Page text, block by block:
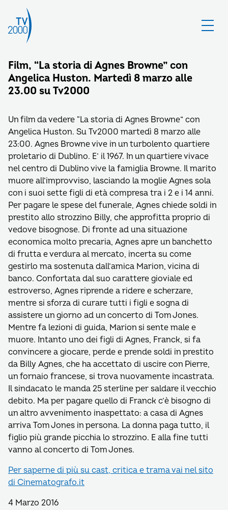
Film, “La storia di Agnes Browne” con
Angelica Huston. Martedì 8 marzo alle
23.00 su Tv2000
Un film da vedere “La storia di Agnes Browne” con
Angelica Huston. Su Tv2000 martedì 8 marzo alle
23:00. Agnes Browne vive in un turbolento quartiere
proletario di Dublino. E’ il 1967. In un quartiere vivace
nel centro di Dublino vive la famiglia Browne. Il marito
muore all’improvviso, lasciando la moglie Agnes sola
con i suoi sette figli di età compresa tra i 2 e i 14 anni.
Per pagare le spese del funerale, Agnes chiede soldi in
prestito allo strozzino Billy, che approfitta proprio di
vedove bisognose. Di fronte ad una situazione
economica molto precaria, Agnes apre un banchetto
di frutta e verdura al mercato, incerta su come
gestirlo ma sostenuta dall’amica Marion, vicina di
banco. Confortata dal suo carattere gioviale ed
estroverso, Agnes riprende a ridere e scherzare,
mentre si sforza di curare tutti i figli e sogna di
assistere un giorno ad un concerto di Tom Jones.
Mentre fa lezioni di guida, Marion si sente male e
muore. Intanto uno dei figli di Agnes, Franck, si fa
convincere a giocare, perde e prende soldi in prestito
da Billy Agnes, che ha accettato di uscire con Pierre,
un fornaio francese, si trova nuovamente incastrata.
Il sindacato le manda 25 sterline per saldare il vecchio
debito. Ma per pagare quello di Franck c’è bisogno di
un altro avvenimento inaspettato: a casa di Agnes
arriva Tom Jones in persona. La donna paga tutto, il
figlio più grande picchia lo strozzino. E alla fine tutti
vanno al concerto di Tom Jones.
Per saperne di più su cast, critica e trama vai nel sito
di Cinematografo.it
4 Marzo 2016